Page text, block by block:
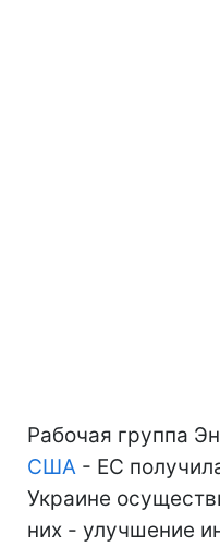
Рабочая группа
США - ЕС
Украине
них - улучшение